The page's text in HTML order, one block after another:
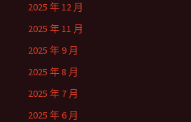
2025 年 12 月
2025 年 11 月
2025 年 9 月
2025 年 8 月
2025 年 7 月
2025 年 6 月